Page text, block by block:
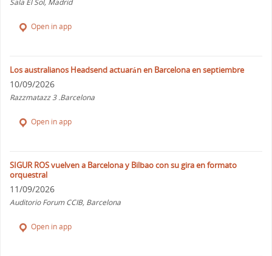
Sala El Sol, Madrid
Open in app
Los australianos Headsend actuarán en Barcelona en septiembre
10/09/2026
Razzmatazz 3 .Barcelona
Open in app
SIGUR ROS vuelven a Barcelona y Bilbao con su gira en formato
orquestral
11/09/2026
Auditorio Forum CCIB, Barcelona
Open in app